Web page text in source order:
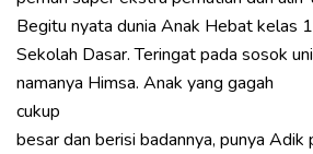
Begitu nyata dunia Anak Hebat kelas
Sekolah Dasar. Teringat pada sosok
namanya Himsa. Anak yang gagah
cukup
besar dan berisi badannya, punya Adik